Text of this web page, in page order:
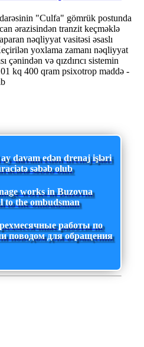
"Culfa" gömrük postunda
ərazisindən tranzit keçməklə
nəqliyyat vasitəsi əsaslı
yoxlama zamanı nəqliyyat
çənindən və qızdırıcı sistemin
kq 400 qram psixotrop maddə -
davam edən drenaj işləri
səbəb olub
works in Buzovna
to the ombudsman
работы по
поводом для обращения